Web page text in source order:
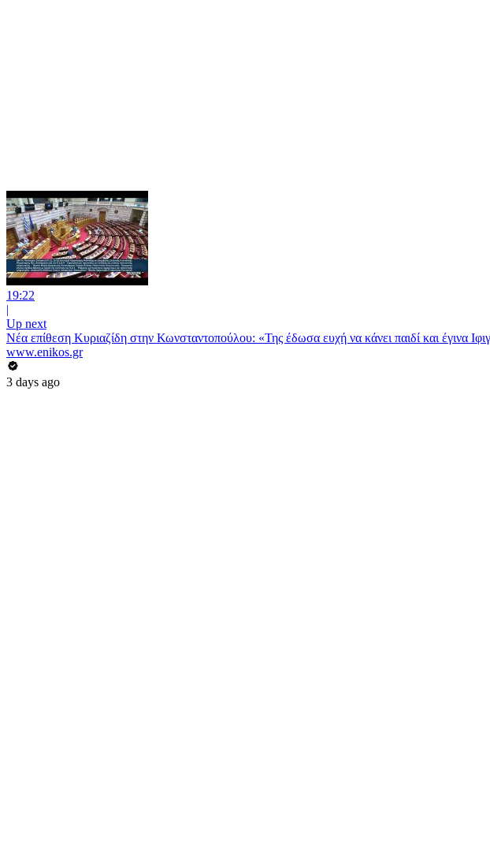
19:22
|
Up next
Νέα επίθεση Κυριαζίδη στην Κωνσταντοπούλου: «Της έδωσα ευχή να κάνει παιδί και έγινα
www.enikos.gr
3 days ago